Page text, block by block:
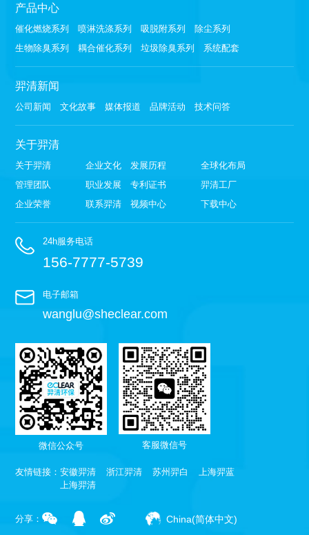
产品中心
催化燃烧系列 喷淋洗涤系列 吸脱附系列
除尘系列
生物除臭系列
耦合催化系列 垃圾除臭系列 系统配套
羿清新闻
公司新闻 文化故事 媒体报道 品牌活动 技术问答
关于羿清
关于羿清 企业文化 发展历程
全球化布局
管理团队
职业发展 专利证书
羿清工厂
企业荣誉
联系羿清 视频中心 下载中心
24h服务电话
156-7777-5739
电子邮箱
wanglu@sheclear.com
微信公众号 客服微信号
友情链接：安徽羿清 浙江羿清 苏州羿白
上海羿蓝
上海羿清
分享： China(简体中文)